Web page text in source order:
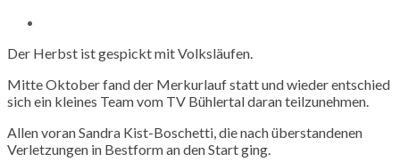
Der Herbst ist gespickt mit Volksläufen.
Mitte Oktober fand der Merkurlaufstatt und wieder entschied
sich ein kleines Team vom TV Bühlertal daran teilzunehmen.
Allen voran Sandra Kist-Boschetti, die nach überstandenen
Verletzungen in Bestform an den Start ging.